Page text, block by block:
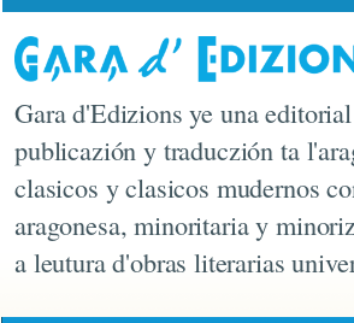
Gara d'Edizions ye una
publicazión y traduczión ta
clasicos y clasicos mudernos
aragonesa, minoritaria y
a leutura d'obras literarias